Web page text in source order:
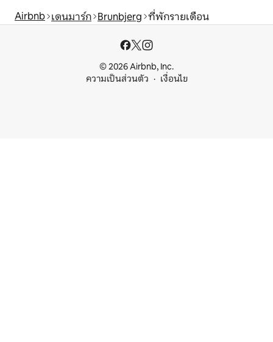
Airbnb เดนมาร์ก Brunbjerg ที่พักรายเดือน
© 2026 Airbnb, Inc.
ความเป็นส่วนตัว
เงื่อนไข